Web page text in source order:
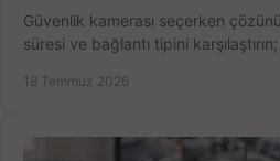
Güvenlik kamerası seçerken
süresi ve bağlantı tipini
18 Temmuz 2026